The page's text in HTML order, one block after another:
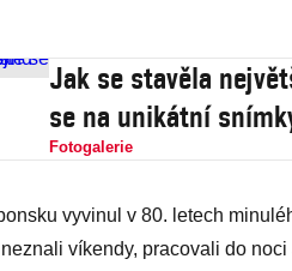
Jak se stavěla
se na unikátní
Fotogalerie
vyvinul v 80. letech
víkendy, pracovali do